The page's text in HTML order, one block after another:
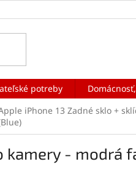
potreby
iPhone 13 Zadné sklo +
kamery - modrá